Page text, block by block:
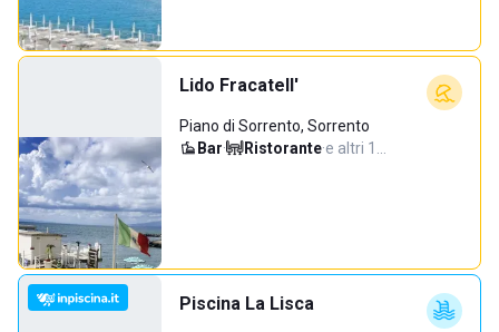
Lido Fracatell'
Piano di Sorrento, Sorrento
Bar· Ristorante·e altri 1…
Piscina La Lisca